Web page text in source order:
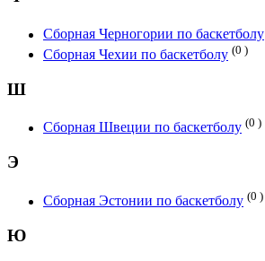
Сборная Черногории по баскетболу
Сборная Чехии по баскетболу (0 )
Ш
Сборная Швеции по баскетболу (0 )
Э
Сборная Эстонии по баскетболу (0 )
Ю